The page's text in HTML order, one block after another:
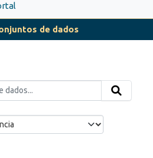
de dados